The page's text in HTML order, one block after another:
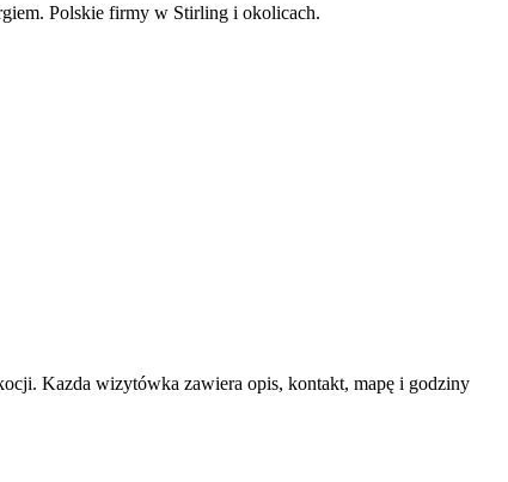
Polskie firmy w Stirling i okolicach.
Kazda wizytówka zawiera opis, kontakt, mapę i godziny